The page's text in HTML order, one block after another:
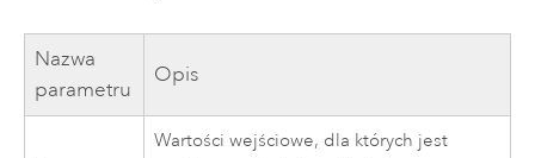
Nazwa
parametru
Opis
Wartości wejściowe, dla których jest